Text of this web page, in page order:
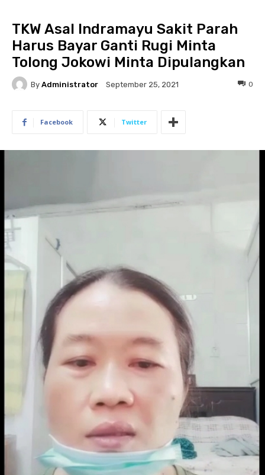
TKW Asal Indramayu Sakit Parah
Harus Bayar Ganti Rugi Minta
Tolong Jokowi Minta Dipulangkan
By Administrator September 25, 2021 0
Facebook Twitter